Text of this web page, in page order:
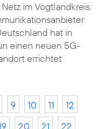
im Vogtlandkreis:
hat in
einen neuen 5G-
errichtet
9 10 11
12
20 21 22